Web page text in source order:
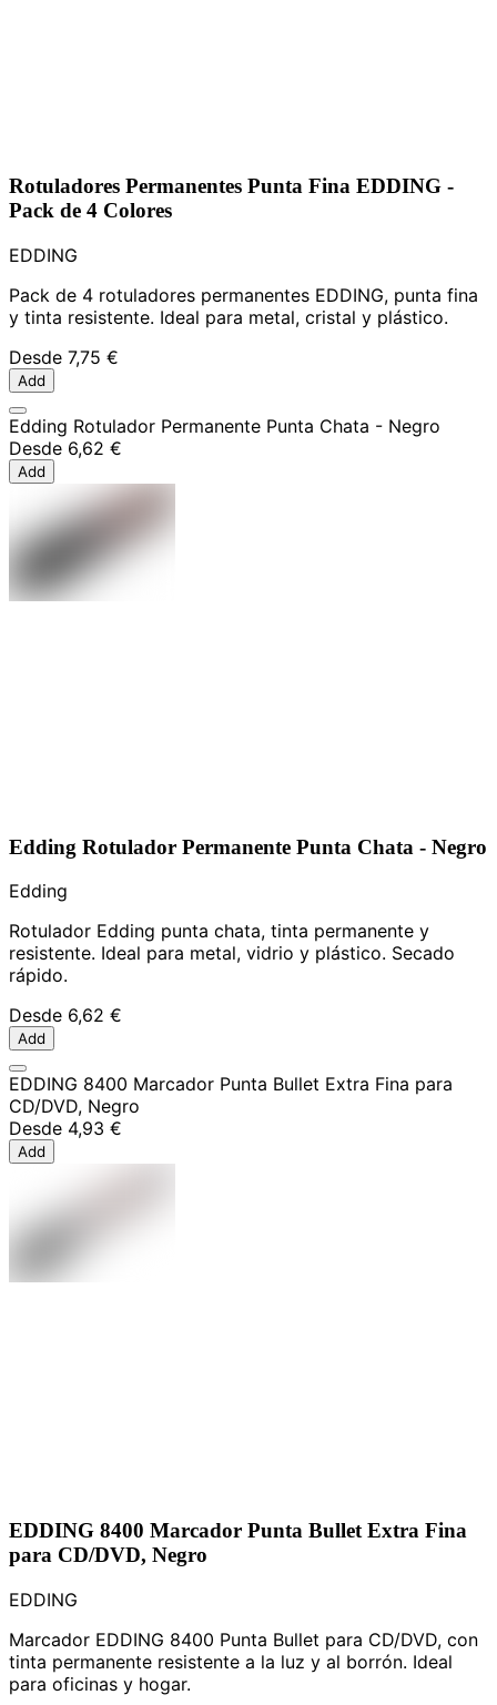
Rotuladores Permanentes Punta Fina EDDING -
Pack de 4 Colores
EDDING
Pack de 4 rotuladores permanentes EDDING, punta fina
y tinta resistente. Ideal para metal, cristal y plástico.
Desde 7,75 €
Add
Edding Rotulador Permanente Punta Chata - Negro
Desde 6,62 €
Add
Edding Rotulador Permanente Punta Chata - Negro
Edding
Rotulador Edding punta chata, tinta permanente y
resistente. Ideal para metal, vidrio y plástico. Secado
rápido.
Desde 6,62 €
Add
EDDING 8400 Marcador Punta Bullet Extra Fina para
CD/DVD, Negro
Desde 4,93 €
Add
EDDING 8400 Marcador Punta Bullet Extra Fina
para CD/DVD, Negro
EDDING
Marcador EDDING 8400 Punta Bullet para CD/DVD, con
tinta permanente resistente a la luz y al borrón. Ideal
para oficinas y hogar.